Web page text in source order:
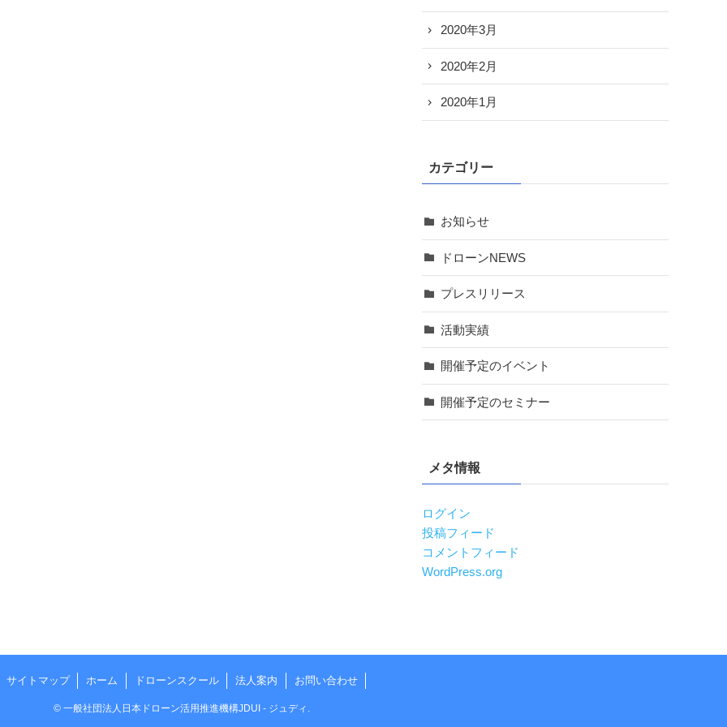
2020年3月
2020年2月
2020年1月
カテゴリー
お知らせ
ドローンNEWS
プレスリリース
活動実績
開催予定のイベント
開催予定のセミナー
メタ情報
ログイン
投稿フィード
コメントフィード
WordPress.org
サイトマップ ホーム ドローンスクール 法人案内 お問い合わせ
© 一般社団法人日本ドローン活用推進機構JDUI - ジュディ.